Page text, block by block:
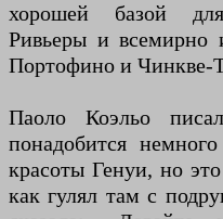
хорошей базой
Ривьеры и всемирно
Портофино и Чинкве-
Паоло Коэльо
понадобится
красоты Генуи, но
как гулял там с